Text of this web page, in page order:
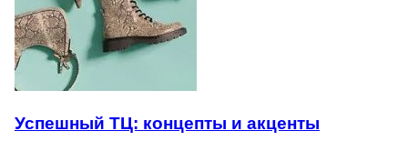
Успешный ТЦ: концепты и акценты